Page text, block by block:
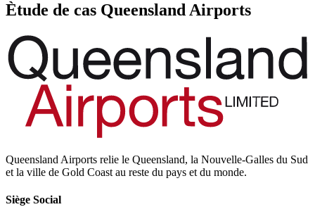
Ètude de cas Queensland Airports
Queensland Airports relie le Queensland, la Nouvelle-Galles du Sud
et la ville de Gold Coast au reste du pays et du monde.
Siège Social